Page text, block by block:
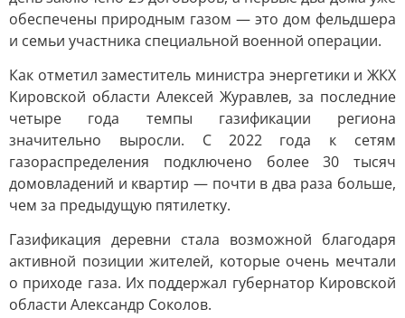
обеспечены природным газом — это дом фельдшера
и семьи участника специальной военной операции.
Как отметил заместитель министра энергетики и ЖКХ
Кировской области Алексей Журавлев, за последние
четыре года темпы газификации региона
значительно выросли. С 2022 года к сетям
газораспределения подключено более 30 тысяч
домовладений и квартир — почти в два раза больше,
чем за предыдущую пятилетку.
Газификация деревни стала возможной благодаря
активной позиции жителей, которые очень мечтали
о приходе газа. Их поддержал губернатор Кировской
области Александр Соколов.